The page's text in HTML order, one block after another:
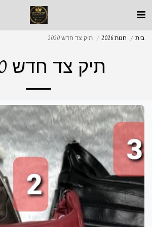
בית חנות 2026 תיק צד חדש 2020
תיק צד חדש 2020